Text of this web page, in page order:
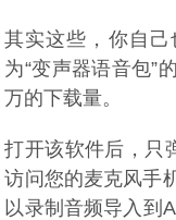
其实这些，你自己
为“变声器语音包”
万的下载量。
打开该软件后，只
访问您的麦克风手
以录制音频导入到